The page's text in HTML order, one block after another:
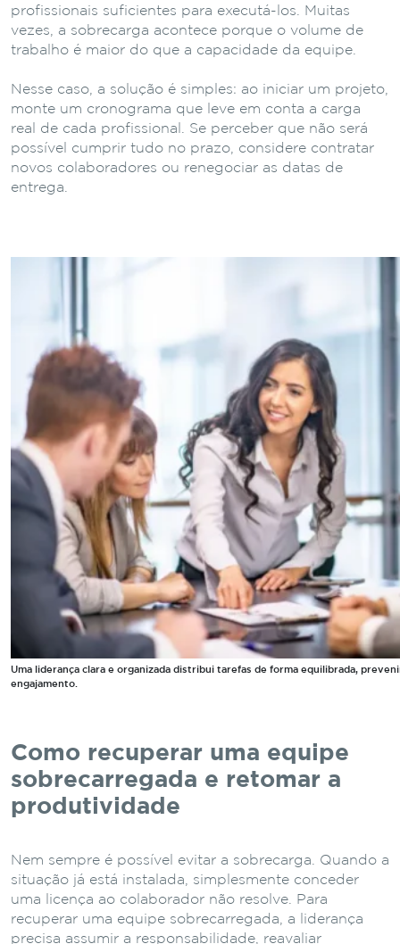
profissionais suficientes para executá-los. Muitas
vezes, a sobrecarga acontece porque o volume de
trabalho é maior do que a capacidade da equipe.
Nesse caso, a solução é simples: ao iniciar um projeto,
monte um cronograma que leve em conta a carga
real de cada profissional. Se perceber que não será
possível cumprir tudo no prazo, considere contratar
novos colaboradores ou renegociar as datas de
entrega.
Uma liderança clara e organizada distribui tarefas de forma equilibrada,
engajamento.
Como recuperar uma equipe
sobrecarregada e retomar a
produtividade
Nem sempre é possível evitar a sobrecarga. Quando a
situação já está instalada, simplesmente conceder
uma licença ao colaborador não resolve. Para
recuperar uma equipe sobrecarregada, a liderança
precisa assumir a responsabilidade, reavaliar